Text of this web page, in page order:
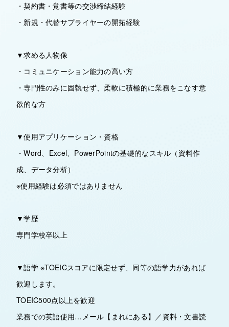
・契約書・覚書等の交渉締結経験
・新規・代替サプライヤーの開拓経験
▼求める人物像
・コミュニケーション能力の高い方
・専門性のみに固執せず、柔軟に積極的に業務をこなす意
欲的な方
▼使用アプリケーション・資格
・Word、Excel、PowerPointの基礎的なスキル（資料作
成、データ分析）
※使用経験は必須ではありません
▼学歴
専門学校卒以上
▼語学 ※TOEICスコアに限定せず、同等の語学力があれば
歓迎します。
TOEIC500点以上を歓迎
業務での英語使用…メール【まれにある】／資料・文書読